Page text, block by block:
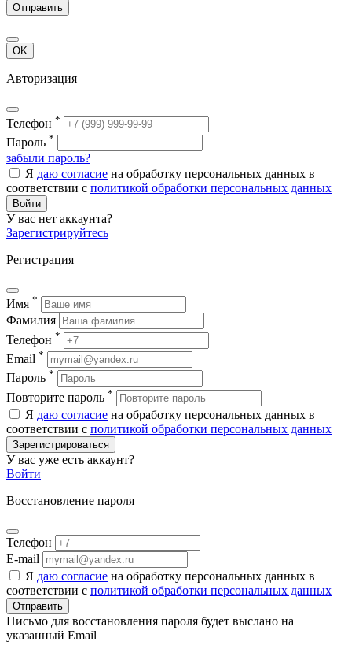
Отправить
OK
Авторизация
Телефон *
Пароль *
забыли пароль?
Я даю согласие на обработку персональных данных в
соответствии с политикой обработки персональных данных
Войти
У вас нет аккаунта?
Зарегистрируйтесь
Регистрация
Имя *
Фамилия
Телефон *
Email *
Пароль *
Повторите пароль *
Я даю согласие на обработку персональных данных в
соответствии с политикой обработки персональных данных
Зарегистрироваться
У вас уже есть аккаунт?
Войти
Восстановление пароля
Телефон
E-mail
Я даю согласие на обработку персональных данных в
соответствии с политикой обработки персональных данных
Отправить
Письмо для восстановления пароля будет выслано на
указанный Email